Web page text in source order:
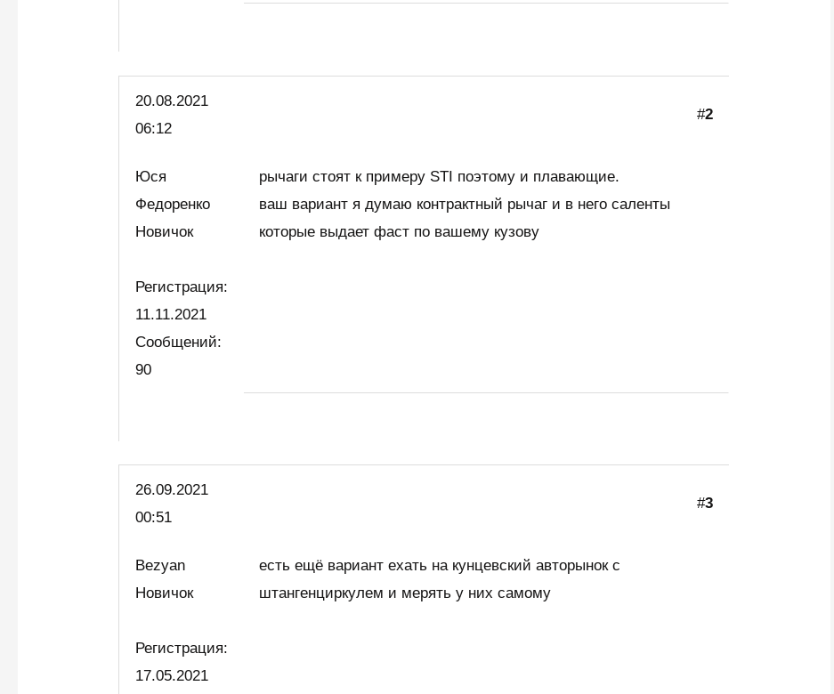
20.08.2021
06:12
#2
Юся
Федоренко
Новичок
Регистрация:
11.11.2021
Сообщений:
90
рычаги стоят к примеру STI поэтому и плавающие.
ваш вариант я думаю контрактный рычаг и в него саленты
которые выдает фаст по вашему кузову
26.09.2021
00:51
#3
Bezyan
Новичок
Регистрация:
17.05.2021
есть ещё вариант ехать на кунцевский авторынок с
штангенциркулем и мерять у них самому